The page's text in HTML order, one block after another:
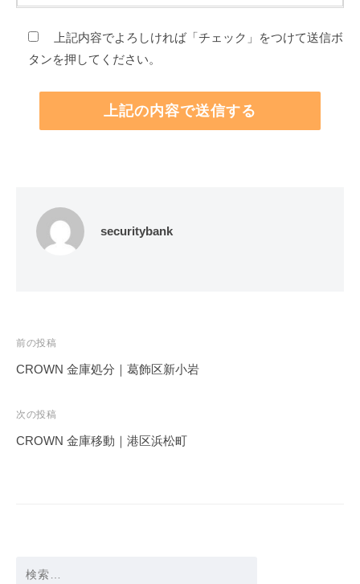
上記内容でよろしければ「チェック」をつけて送信ボ
タンを押してください。
securitybank
投
稿
ビ
ゲ
前の投稿
CROWN 金庫処分｜葛飾区新小岩
次の投稿
CROWN 金庫移動｜港区浜松町